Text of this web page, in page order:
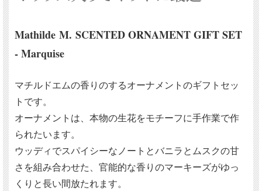
Mathilde M. SCENTED ORNAMENT GIFT SET
- Marquise
マチルドエムの香りのするオーナメントのギフトセッ
トです。
オーナメントは、本物の生花をモチーフに手作業で作
られたいます。
ウッディでスパイシーなノートとバニラとムスクの甘
さを組み合わせた、官能的な香りのマーキーズがゆっ
くりと長い間放たれます。